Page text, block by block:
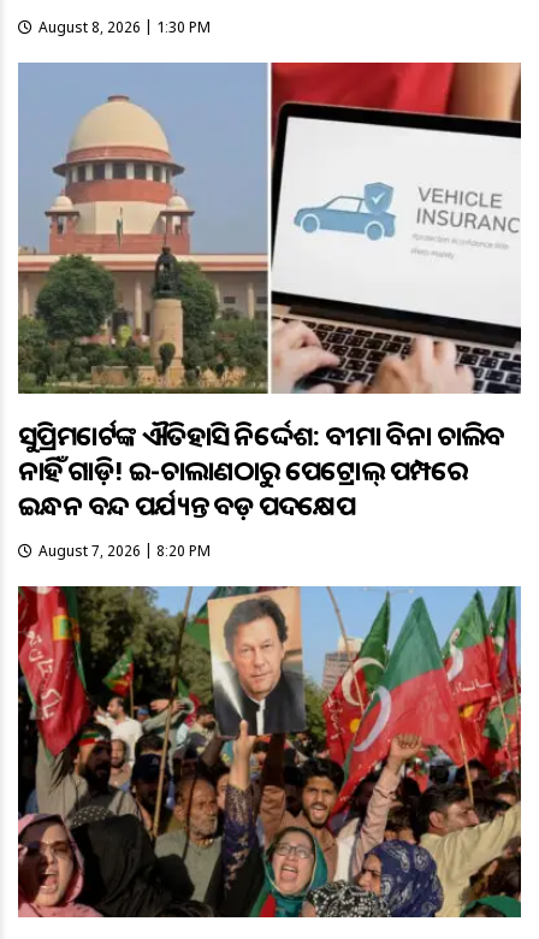
August 8, 2026 | 1:30 PM
ସୁପ୍ରିମକୋର୍ଟଙ୍କ ଐତିହାସିକ ନିର୍ଦ୍ଦେଶ: ବୀମା ବିନା ଚାଲିବ
ନାହିଁ ଗାଡ଼ି! ଇ-ଚାଲାଣଠାରୁ ପେଟ୍ରୋଲ୍ ପମ୍ପରେ
ଇନ୍ଧନ ବନ୍ଦ ପର୍ଯ୍ୟନ୍ତ ବଡ଼ ପଦକ୍ଷେପ
August 7, 2026 | 8:20 PM